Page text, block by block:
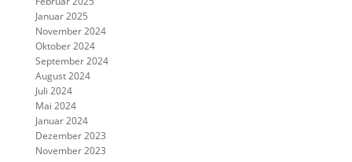
Januar 2025
November 2024
Oktober 2024
September 2024
August 2024
Juli 2024
Mai 2024
Januar 2024
Dezember 2023
November 2023